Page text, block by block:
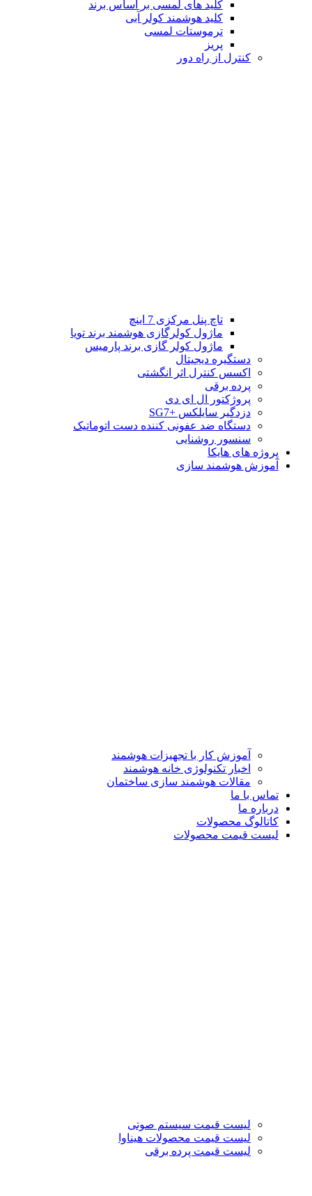
کلید های لمسی بر اساس برند
کلید هوشمند کولر آبی
ترموستات لمسی
پریز
کنترل از راه دور
تاچ پنل مرکزی 7 اینچ
ماژول کولرگازی هوشمند برند تویا
ماژول کولر گازی برند پارمیس
دستگیره دیجیتال
اکسس کنترل اثر انگشتی
پرده برقی
پروژکتور ال ای دی
دزدگیر سایلکس +SG7
دستگاه ضد عفونی کننده دست اتوماتیک
سنسور روشنایی
پروژه های هایکا
آموزش هوشمند سازی
آموزش کار با تجهیزات هوشمند
اخبار تکنولوژی خانه هوشمند
مقالات هوشمند سازی ساختمان
تماس با ما
درباره ما
کاتالوگ محصولات
لیست قیمت محصولات
لیست قیمت سیستم صوتی
لیست قیمت محصولات هیناوا
لیست قیمت پرده برقی